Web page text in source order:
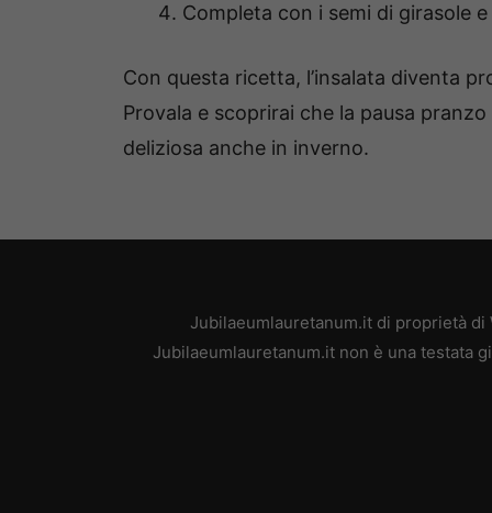
Completa con i semi di girasole
Con questa ricetta, l’insalata diventa
Provala e scoprirai che la pausa
deliziosa anche in inverno.
Jubilaeumlauretanum.it di proprietà di
Jubilaeumlauretanum.it non è una testata